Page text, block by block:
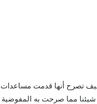
تصرح أنها قدمت مساعدات
شيئنا مما صرحت به